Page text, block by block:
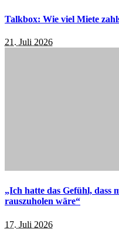
Talkbox: Wie viel Miete
21. Juli 2026
„Ich hatte das Gefühl, dass
rauszuholen wäre“
17. Juli 2026